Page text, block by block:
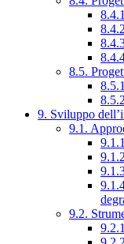
8.5.
9. Sviluppo
9.1.
9.2.